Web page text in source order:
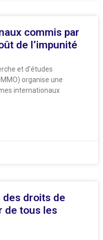
commis par
de l’impunité
et d’études
organise une
internationaux
droits de
de tous les